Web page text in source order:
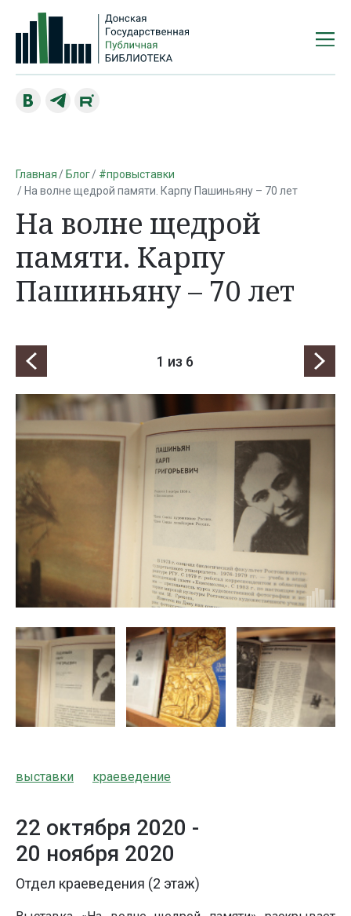
Главная Блог
#провыставки
На волне щедрой памяти. Карпу Пашиньяну – 70 лет
На волне щедрой
памяти. Карпу
Пашиньяну – 70 лет
1 из 6
выставки краеведение
22 октября 2020 -
20 ноября 2020
Отдел краеведения (2 этаж)